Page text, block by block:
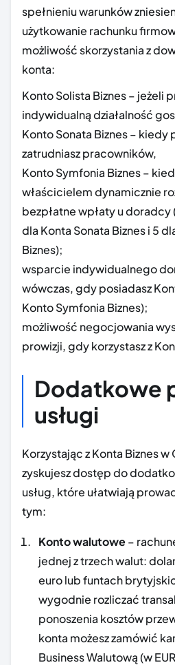
spełnieniu warunków
użytkowanie rachunku
możliwość skorzystania z
konta:
Konto Solista Biznes – jeżeli
indywidualną działalność
Konto Sonata Biznes – kiedy
zatrudniasz pracowników,
Konto Symfonia Biznes –
właścicielem dynamicznie
bezpłatne wpłaty u
dla Konta Sonata Biznes i 5
Biznes);
wsparcie indywidualnego
wówczas, gdy posiadasz
Konto Symfonia Biznes);
możliwość negocjowania
prowizji, gdy korzystasz z
Dodatkowe
usługi
Korzystając z Konta Biznes
zyskujesz dostęp do
usług, które ułatwiają
tym:
Konto walutowe–
jednej z trzech walut:
euro lub funtach
wygodnie rozliczać
ponoszenia kosztów
konta możesz zamówić
Business Walutową (w